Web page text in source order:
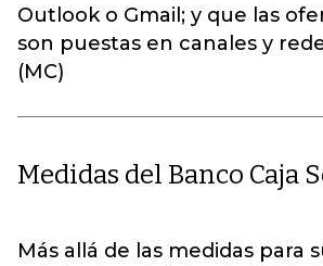
Outlook o Gmail; y que las
son puestas en canales y
(MC)
Medidas del Banco Caja
Más allá de las medidas para